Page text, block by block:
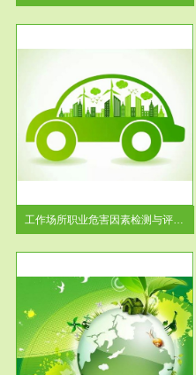
工作场所职业危害因素检测与评价...
服务范围
工作场所职业危害现状评价
【现状评价意义】：具体因素---
-通过质谱分析等多种手段明确
工作场...
服务范围
废气测试